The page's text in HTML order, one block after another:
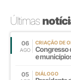
Últimas
06
AGO
CRIAÇÃO DE
Congresso
e
05 DIÁLOGO